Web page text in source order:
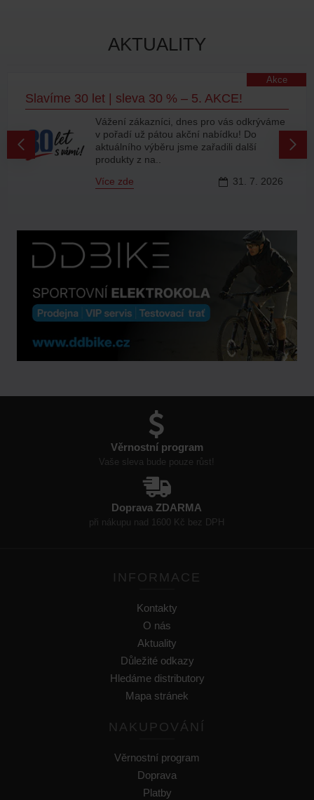
AKTUALITY
Slavíme 30 let | sleva 30 % – 5. AKCE!
Akce
31. 7. 2026
Vážení zákazníci, dnes pro vás odkrýváme
v pořadí už pátou akční nabídku! Do
aktuálního výběru jsme zařadili další
produkty z na..
Více zde
Věrnostní program
Vaše sleva bude pouze růst!
Doprava ZDARMA
při nákupu nad 1600 Kč bez DPH
INFORMACE
Kontakty
O nás
Aktuality
Důležité odkazy
Hledáme distributory
Mapa stránek
NAKUPOVÁNÍ
Věrnostní program
Doprava
Platby